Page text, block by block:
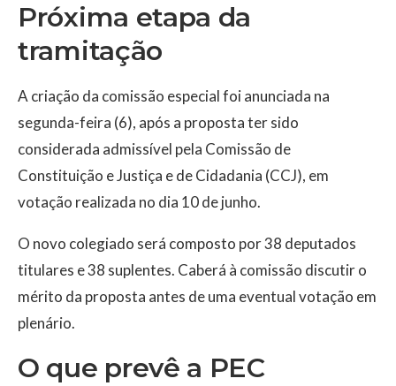
Próxima etapa da
tramitação
A criação da comissão especial foi anunciada na
segunda-feira (6), após a proposta ter sido
considerada admissível pela Comissão de
Constituição e Justiça e de Cidadania (CCJ), em
votação realizada no dia 10 de junho.
O novo colegiado será composto por 38 deputados
titulares e 38 suplentes. Caberá à comissão discutir o
mérito da proposta antes de uma eventual votação em
plenário.
O que prevê a PEC